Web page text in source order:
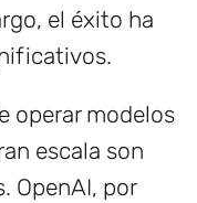
el éxito ha
operar modelos
escala son
OpenAI, por